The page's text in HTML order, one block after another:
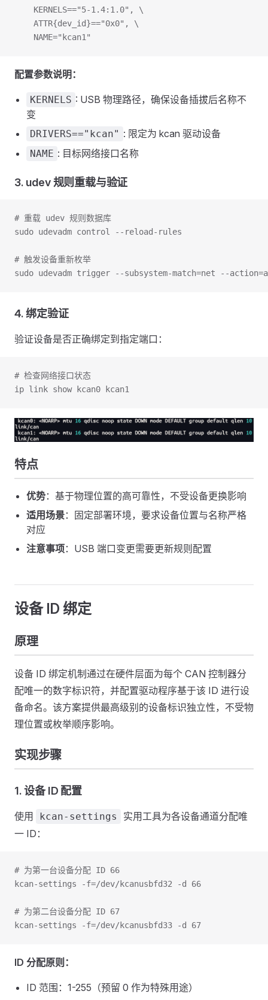
    KERNELS=="5-1.4:1.0", \
    ATTR{dev_id}=="0x0", \
    NAME="kcan1"
配置参数说明：
KERNELS : USB 物理路径，确保设备插拔后名称不
变
DRIVERS=="kcan" : 限定为 kcan 驱动设备
NAME : 目标网络接口名称
3. udev 规则重载与验证
# 重载 udev 规则数据库
sudo udevadm control --reload-rules
# 触发设备重新枚举
sudo udevadm trigger --subsystem-match=net --
4. 绑定验证
验证设备是否正确绑定到指定端口：
# 检查网络接口状态
ip link show kcan0 kcan1
特点
优势：基于物理位置的高可靠性，不受设备更换影响
适用场景：固定部署环境，要求设备位置与名称严格
对应
注意事项：USB 端口变更需要更新规则配置
设备 ID 绑定
原理
设备 ID 绑定机制通过在硬件层面为每个 CAN 控制器分
配唯一的数字标识符，并配置驱动程序基于该 ID 进行设
备命名。该方案提供最高级别的设备标识独立性，不受物
理位置或枚举顺序影响。
实现步骤
1. 设备 ID 配置
使用 kcan-settings
实用工具为各设备通道分配唯
一 ID：
# 为第一台设备分配 ID 66
kcan-settings -f=/dev/kcanusbfd32 -d 66
# 为第二台设备分配 ID 67
kcan-settings -f=/dev/kcanusbfd33 -d 67
ID 分配原则：
ID 范围：1-255（预留 0 作为特殊用途）